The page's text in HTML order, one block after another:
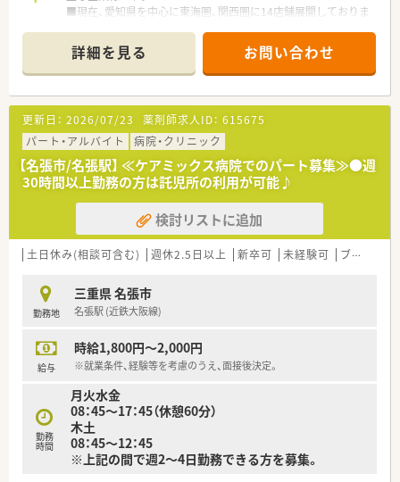
■現在、愛知県を中心に東海圏、関西圏に14店舗展開しておりま
■『人から人へ』を企業理念に相手の立場を想い日々業務を行っ
ておられます。
■ほとんどの店舗でマンツーマン型を採用しており、医院との関
係性は良好です。
詳細を見る お問い合わせ
更新日： 2026/07/23 薬剤師求人ID： 615675
パート・アルバイト
病院・クリニック
【名張市/名張駅】 ≪ケアミックス病院でのパート募集≫●週
30時間以上勤務の方は託児所の利用が可能♪
検討リストに追加
土日休み(相談可含む) 週休2.5日以上 新卒可 未経験可 ブランク可
勤務地
三重県 名張市
名張駅 (近鉄大阪線)
給与
時給1,800円～2,000円
※就業条件、経験等を考慮のうえ、面接後決定。
勤務
時間
月火水金
08：45～17：45（休憩60分）
木土
08：45～12：45
※上記の間で週2～4日勤務できる方を募集。